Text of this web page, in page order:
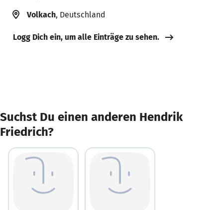
Volkach, Deutschland
Logg Dich ein, um alle Einträge zu sehen.
Suchst Du einen anderen Hendrik
Friedrich?